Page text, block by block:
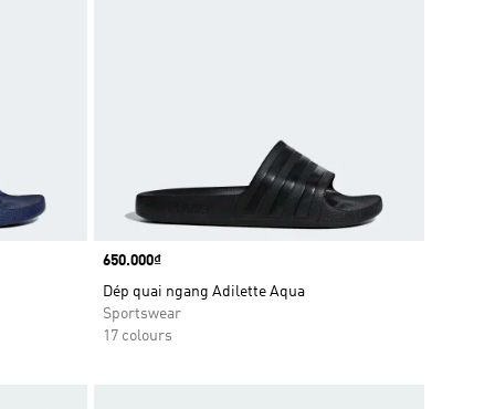
Price
650.000₫
Dép quai ngang Adilette Aqua
Sportswear
17 colours